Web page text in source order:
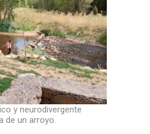
y neurodivergente
de un arroyo.